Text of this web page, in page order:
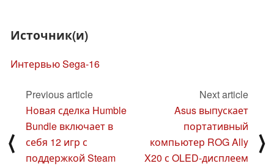
Источник(и)
Интервью Sega-16
⟨
Previous article
Новая сделка Humble
Bundle включает в
себя 12 игр с
поддержкой Steam
Next article
Asus выпускает
портативный
компьютер ROG Ally
X20 с OLED-дисплеем
⟩